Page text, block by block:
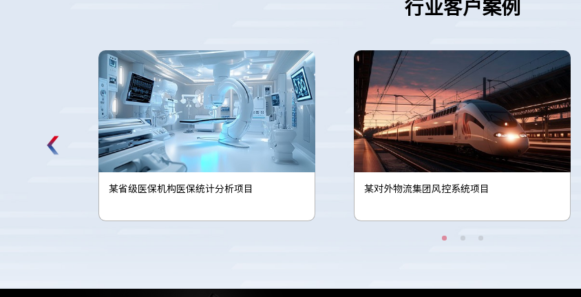
行业客户案例
某体彩机构的彩票管理风险量化 某电商平台会员类商家识别项目